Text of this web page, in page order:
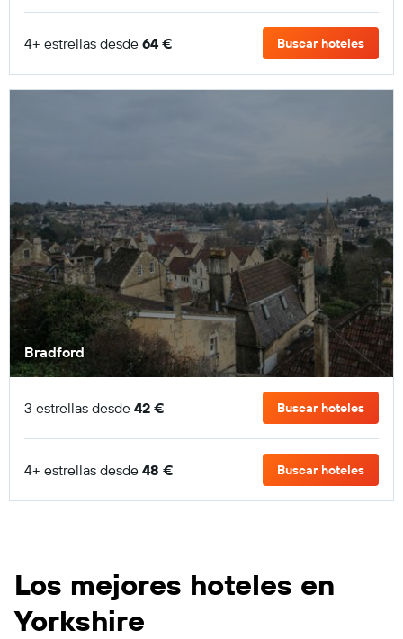
4+ estrellas desde 64 € Buscar hoteles
Bradford
3 estrellas desde 42 € Buscar hoteles
4+ estrellas desde 48 € Buscar hoteles
Los mejores hoteles en
Yorkshire